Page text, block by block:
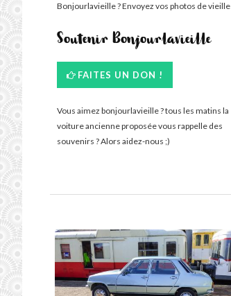
Bonjourlavieille ? Envoyez vos photos de
Soutenir Bonjourlavieille
FAITES UN DON !
Vous aimez bonjourlavieille ? tous les matins la
voiture ancienne proposée vous rappelle des
souvenirs ? Alors aidez-nous ;)